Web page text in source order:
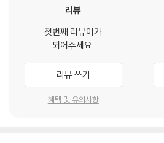
리뷰
첫번째 리뷰어가
되어주세요.
리뷰 쓰기
혜택 및 유의사항